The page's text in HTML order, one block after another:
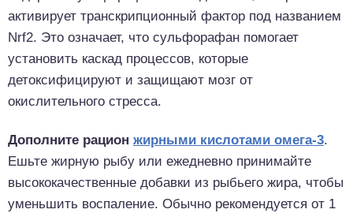
активирует транскрипционный фактор под названием
Nrf2. Это означает, что сульфорафан помогает
установить каскад процессов, которые
детоксифицируют и защищают мозг от
окислительного стресса.
Дополните рацион жирными кислотами омега-3.
Ешьте жирную рыбу или ежедневно принимайте
высококачественные добавки из рыбьего жира, чтобы
уменьшить воспаление. Обычно рекомендуется от 1